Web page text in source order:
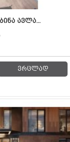
ავლა...
ვრცლად